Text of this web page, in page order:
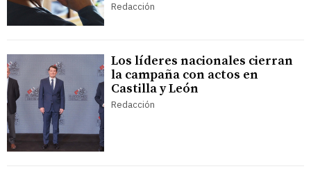
Redacción
Los líderes nacionales cierran
la campaña con actos en
Castilla y León
Redacción